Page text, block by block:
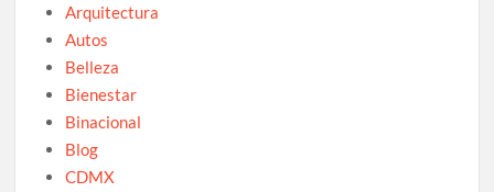
Arquitectura
Autos
Belleza
Bienestar
Binacional
Blog
CDMX